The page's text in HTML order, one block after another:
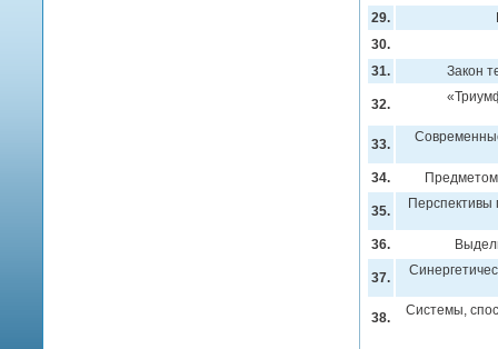
29.
30.
31.
Закон
32.
33.
34.
35.
36.
37.
38. Системы,